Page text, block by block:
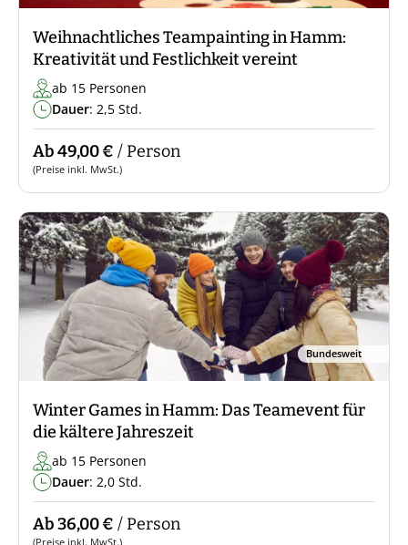
Weihnachtliches Teampainting in Hamm:
Kreativität und Festlichkeit vereint
ab 15 Personen
Dauer: 2,5 Std.
Ab 49,00 € / Person
(Preise inkl. MwSt.)
Bundesweit
Winter Games in Hamm: Das Teamevent für
die kältere Jahreszeit
ab 15 Personen
Dauer: 2,0 Std.
Ab 36,00 € / Person
(Preise inkl. MwSt.)